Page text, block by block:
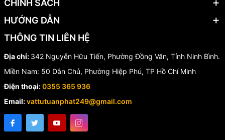
🏠 Ứng Dụng
✅ Nhà ở dân dụng
✅ Khách sạn, resort
✅ Nhà hàng, quán cà phê
✅ Văn phòng, công trình công cộng
✅ Thay thế nắp bàn cầu cũ bị hư hỏng
CHÍNH SÁCH
HƯỚNG DẪN
THÔNG TIN LIÊN HỆ
Địa chỉ: 342 Nguyễn Hữu Tiến, Phường Đồng Văn, Tỉnh Ninh Bình.
Miền Nam: 50 Dân Chủ, Phường Hiệp Phú, TP Hồ Chí Minh
Điện thoại:0355 365 936
Email:vattutuanphat249@gmail.com